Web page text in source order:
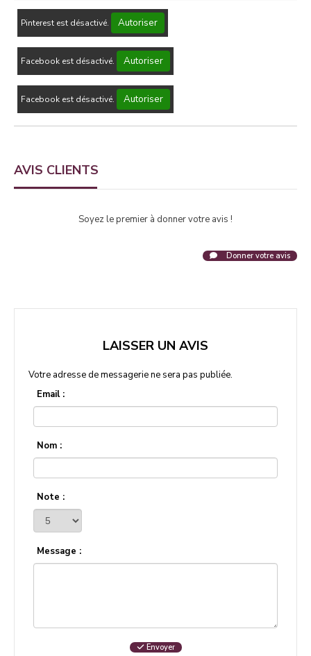
Pinterest est désactivé. Autoriser
Facebook est désactivé. Autoriser
Facebook est désactivé. Autoriser
AVIS CLIENTS
Soyez le premier à donner votre avis !
Donner votre avis
LAISSER UN AVIS
Votre adresse de messagerie ne sera pas publiée.
Email :
Nom :
Note :
Message :
Envoyer